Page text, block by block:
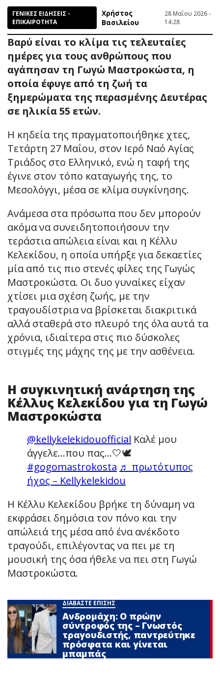
ΓΕΝΙΚΕΣ ΕΙΔΗΣΕΙΣ -
ΕΠΙΚΑΙΡΟΤΗΤΑ
Χρήστος
Βασιλείου
28 Μαΐου 2026 -
14:28
Βαρύ είναι το κλίμα τις τελευταίες
ημέρες για τους ανθρώπους που
αγάπησαν τη Γωγώ Μαστροκώστα, η
οποία έφυγε από τη ζωή τα
ξημερώματα της περασμένης Δευτέρας
σε ηλικία 55 ετών.
Η κηδεία της πραγματοποιήθηκε χτες,
Τετάρτη 27 Μαΐου, στον Ιερό Ναό Αγίας
Τριάδος στο Ελληνικό, ενώ η ταφή της
έγινε στον τόπο καταγωγής της, το
Μεσολόγγι, μέσα σε κλίμα συγκίνησης.
Ανάμεσα στα πρόσωπα που δεν μπορούν
ακόμα να συνειδητοποιήσουν την
τεράστια απώλεια είναι και η Κέλλυ
Κελεκίδου, η οποία υπήρξε για δεκαετίες
μία από τις πιο στενές φίλες της Γωγώς
Μαστροκώστα. Οι δυο γυναίκες είχαν
χτίσει μια σχέση ζωής, με την
τραγουδίστρια να βρίσκεται διακριτικά
αλλά σταθερά στο πλευρό της όλα αυτά τα
χρόνια, ιδιαίτερα στις πιο δύσκολες
στιγμές της μάχης της με την ασθένεια.
Η συγκινητική ανάρτηση της
Κέλλυς Κελεκίδου για τη Γωγώ
Μαστροκώστα
@kellykelekidouofficial Καλέ μου
άγγελε…που πας…🤍🕊️
#gogomastrokosta ♬ πρωτότυπος
ήχος – Kellykelekidou
Η Κέλλυ Κελεκίδου βρήκε τη δύναμη να
εκφράσει δημόσια τον πόνο και την
απώλειά της μέσα από ένα ανέκδοτο
τραγούδι, επιλέγοντας να πει με τη
μουσική της όσα ήθελε να πει στη Γωγώ
Μαστροκώστα.
ΔΙΑΒΑΣΤΕ ΕΠΙΣΗΣ
Ανδρομάχη: Ο πρώην
σύντροφός της – Γνωστός
τραγουδιστής, παντρεύτηκε
πρόσφατα και γίνεται
μπαμπάς